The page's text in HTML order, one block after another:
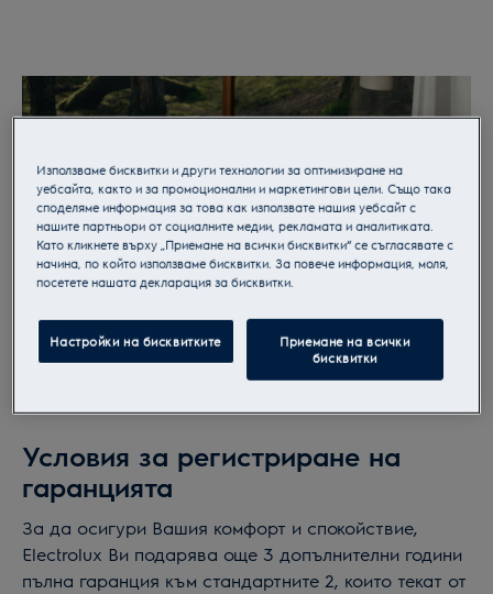
Условия за регистриране на
гаранцията
За да осигури Вашия комфорт и спокойствие,
Electrolux Ви подарява още 3 допълнителни години
пълна гаранция към стандартните 2, които текат от
Използваме бисквитки и други технологии за оптимизиране на
уебсайта, както и за промоционални и маркетингови цели. Също така
споделяме информация за това как използвате нашия уебсайт с
нашите партньори от социалните медии, рекламата и аналитиката.
Като кликнете върху „Приемане на всички бисквитки“ се съгласявате с
начина, по който използваме бисквитки. За повече информация, моля,
посетете нашата декларация за бисквитки.
Настройки на бисквитките
Приемане на всички
бисквитки